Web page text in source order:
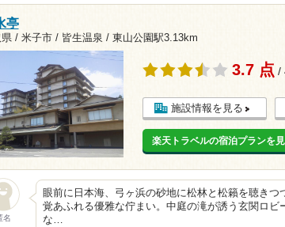
亭
県 / 米子市 / 皆生温泉 / 東山公園駅3.13km
3.7 点 /
施設情報を見る
楽天トラベルの宿泊プランを
名
眼前に日本海、弓ヶ浜の砂地に松林と松籟を聴き
覚あふれる優雅な佇まい。中庭の滝が誘う玄関ロビ
な…